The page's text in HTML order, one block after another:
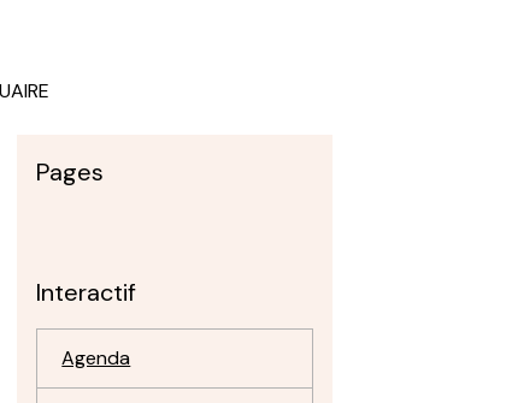
Pages
Interactif
Agenda